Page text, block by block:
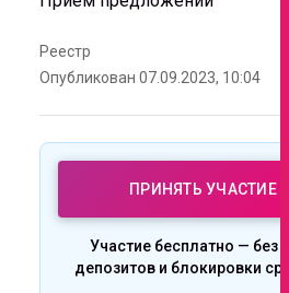
Реестр
Опубликован 07.09.2023, 10:04
ПРИНЯТЬ УЧАСТИЕ
Участие бесплатно — без
депозитов и блокировки